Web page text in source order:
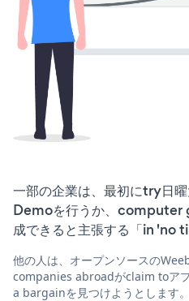
一部の企業は、最初にtry日
Demoを行うか、
成できると主張する「in 'no
他の人は、オープンソースの
companies abroadがclaim toア
a bargainを見つけようとします。